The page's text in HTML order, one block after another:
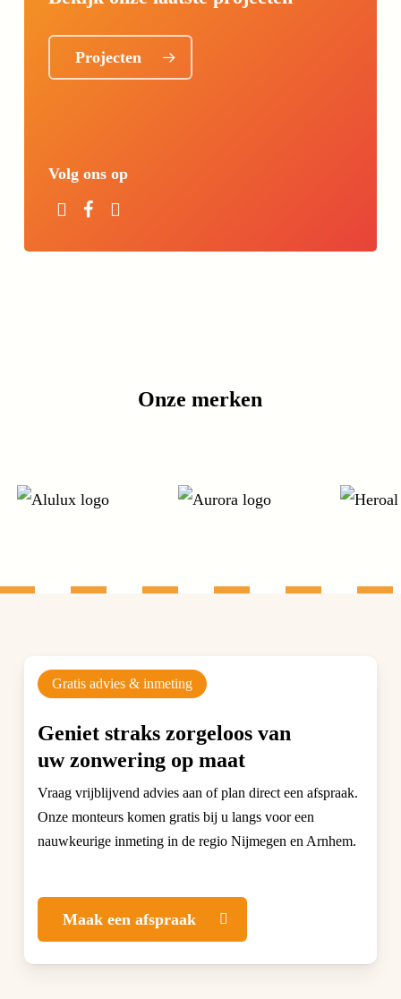
Projecten
Volg ons op
Onze merken
Gratis advies & inmeting
Geniet straks zorgeloos van
uw zonwering op maat
Vraag vrijblijvend advies aan of plan direct een afspraak.
Onze monteurs komen gratis bij u langs voor een
nauwkeurige inmeting in de regio Nijmegen en Arnhem.
Maak een afspraak